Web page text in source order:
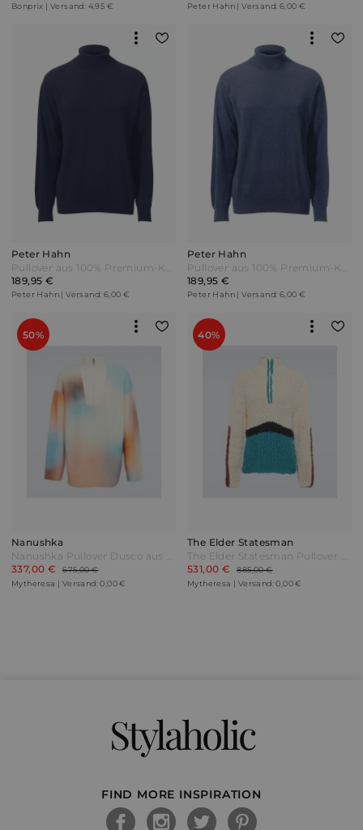
Bonprix | Versand: 4,95 € Peter Hahn | Versand: 6,00 €
Peter Hahn
Pullover aus 100% Premium-Kaschmir Peter Hahn blau
189,95 €
Peter Hahn | Versand: 6,00 €
Peter Hahn
Pullover aus 100% Premium-Kaschmir Peter Hahn blau
189,95 €
Peter Hahn | Versand: 6,00 €
50%
Nanushka
Nanushka Pullover Dusco aus einem Wollgemisch Bunt
337,00 €
675,00 €
Mytheresa | Versand: 0,00 €
40%
The Elder Statesman
The Elder Statesman Pullover Block N Spiral Weiß
531,00 €
885,00 €
Mytheresa | Versand: 0,00 €
Stylaholic
FIND MORE INSPIRATION